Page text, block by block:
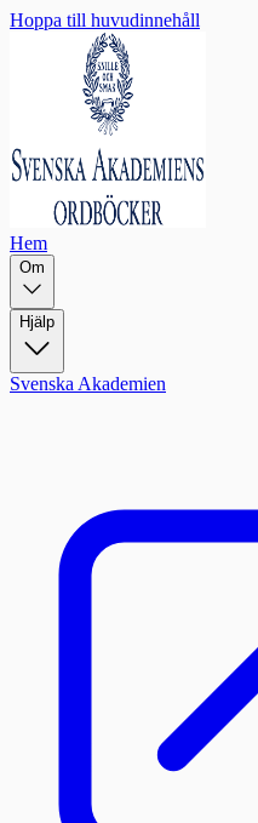
Hoppa till huvudinnehåll
Hem
Om
Hjälp
Svenska Akademien